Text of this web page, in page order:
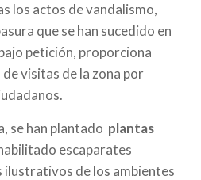
los actos de vandalismo,
que se han sucedido en
petición, proporciona
visitas de la zona por
se han plantado plantas
escaparates
ilustrativos de los ambientes